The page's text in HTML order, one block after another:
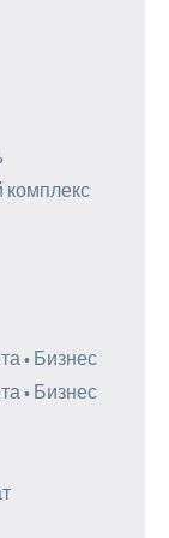
комплекс
• Бизнес
• Бизнес